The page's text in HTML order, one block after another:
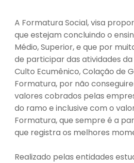
A Formatura Social, visa
que estejam concluindo o
Médio, Superior, e que por
de participar das atividades
Culto Ecumênico, Colação de
Formatura, por não
valores cobrados pelas
do ramo e inclusive com o
Formatura, que sempre é a
que registra os melhores
Realizado pelas entidades